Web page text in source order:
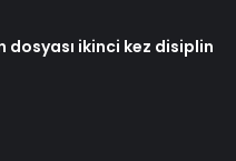
ikinci kez disiplin